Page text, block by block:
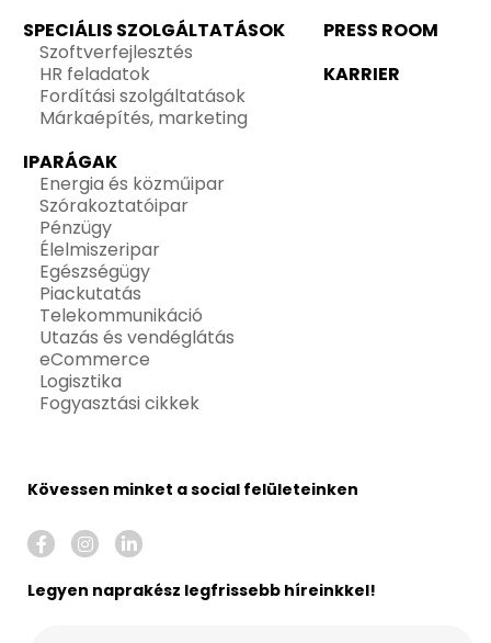
SPECIÁLIS SZOLGÁLTATÁSOK
Szoftverfejlesztés
HR feladatok
Fordítási szolgáltatások
Márkaépítés, marketing
IPARÁGAK
Energia és közműipar
Szórakoztatóipar
Pénzügy
Élelmiszeripar
Egészségügy
Piackutatás
Telekommunikáció
Utazás és vendéglátás
eCommerce
Logisztika
Fogyasztási cikkek
PRESS ROOM
KARRIER
Kövessen minket a social felületeinken
Legyen naprakész legfrissebb híreinkkel!